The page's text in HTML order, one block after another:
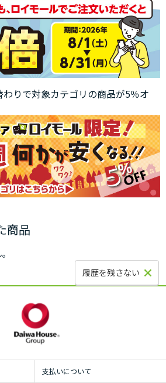
りで対象カテゴリの商品が5％オ
商品
履歴を残さない
支払いについて